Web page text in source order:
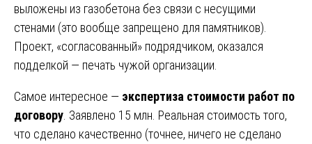
выложены из газобетона без связи с несущими
стенами (это вообще запрещено для памятников).
Проект, «согласованный» подрядчиком, оказался
подделкой — печать чужой организации.
Самое интересное — экспертиза стоимости работ по
договору . Заявлено 15 млн. Реальная стоимость того,
что сделано качественно (точнее, ничего не сделано